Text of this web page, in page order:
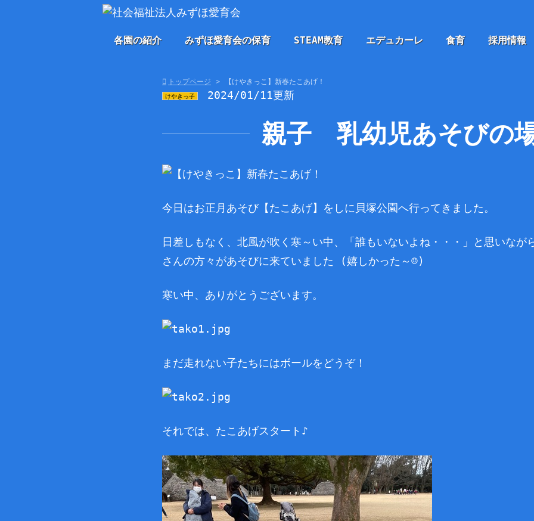
各園の紹介 みずほ愛育会の保育 STEAM教育 エデュカーレ 食育 採用情報
トップページ 【けやきっこ】新春たこあげ！
けやきっ子 2024/01/11更新
親子 乳幼児あそびの
今日はお正月あそび【たこあげ】をしに貝塚公園へ行ってきました。
日差しもなく、北風が吹く寒～い中、「誰もいないよね・・・」と思いなが
さんの方々があそびに来ていました (嬉しかった～☺)
寒い中、ありがとうございます。
まだ走れない子たちにはボールをどうぞ！
それでは、たこあげスタート♪